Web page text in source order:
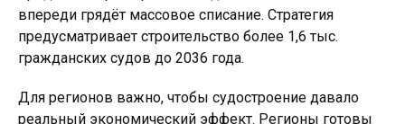
впереди грядёт массовое списание. Стратегия
предусматривает строительство более 1,6 тыс.
гражданских судов до 2036 года.
Для регионов важно, чтобы судостроение давало
реальный экономический эффект. Регионы готовы